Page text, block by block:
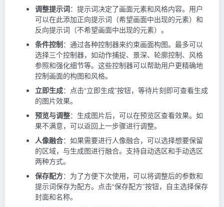
调整提示词：提示词决定了画面元素和风格内容。用户
可以在此添加正向提示词（希望画面中出现的元素）和
反向提示词（不希望画面中出现的元素）。
条件控制：通过各种控制器来约束画面构图。最多可以
选择三个控制器，如动作捕捉、景深、轮廓控制、风格
参照和强化细节等。这些控制器可以帮助用户更精确地
控制画面的构图和风格。
立即生成：点击“立即生成”按钮，等待片刻即可查看生成
的图片效果。
预览与调整：生成图片后，可以在预览区查看效果。如
果不满意，可以返回上一步骤进行调整。
人像融合：如果需要进行人像融合，可以选择想要保留
的区域，与生成图进行融合。支持自动选区和手动选区
两种方式。
保存配方：为了方便下次使用，可以将调整后的参数和
提示词保存为配方。点击“保存配方”按钮，自主选择保存
封面和名称。